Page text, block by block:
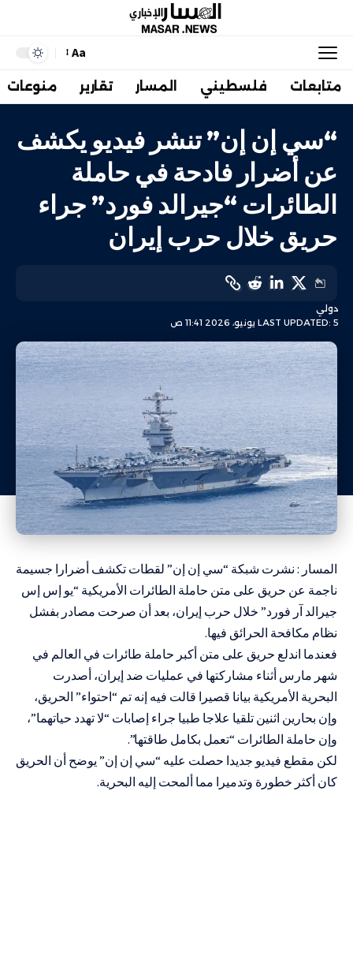
Aa
متابعات فلسطيني المسار تقارير منوعات
“سي إن إن” تنشر فيديو يكشف
عن أضرار فادحة في حاملة
الطائرات “جيرالد فورد” جراء
حريق خلال حرب إيران
LAST UPDATED: 5 يونيو، 2026 11:41 ص
دولي
المسار : نشرت شبكة “سي إن إن” لقطات تكشف أضرارا جسيمة
ناجمة عن حريق على متن حاملة الطائرات الأمريكية “يو إس إس
جيرالد آر فورد” خلال حرب إيران، بعد أن صرحت مصادر بفشل
نظام مكافحة الحرائق فيها.
فعندما اندلع حريق على متن أكبر حاملة طائرات في العالم في
شهر مارس أثناء مشاركتها في عمليات ضد إيران، أصدرت
البحرية الأمريكية بيانا قصيرا قالت فيه إنه تم “احتواء” الحريق،
وإن بحارين اثنين تلقيا علاجا طبيا جراء إصابات “لا تهدد حياتهما”،
وإن حاملة الطائرات “تعمل بكامل طاقتها”.
لكن مقطع فيديو جديدا حصلت عليه “سي إن إن” يوضح أن الحريق
كان أكثر خطورة وتدميرا مما ألمحت إليه البحرية.